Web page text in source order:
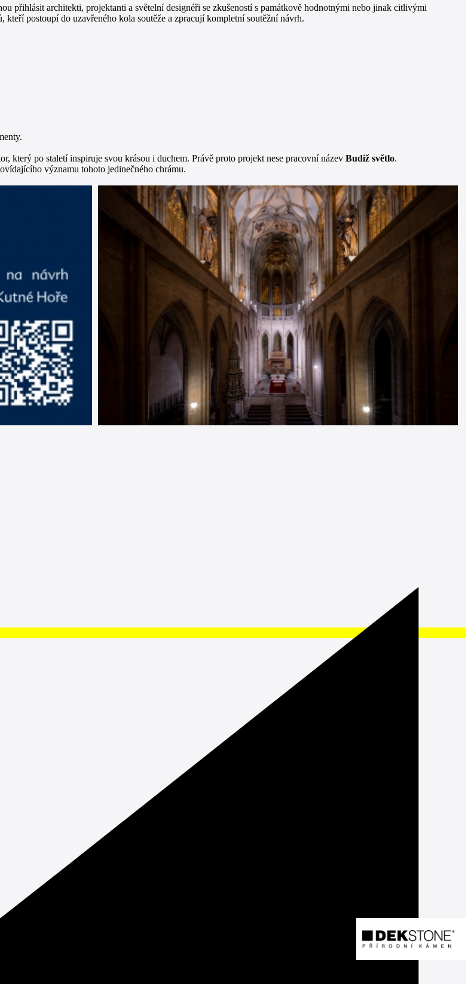
přihlásit architekti, projektanti a světelní designéři se zkušeností s památkově hodnotnými nebo jinak citlivými
postoupí do uzavřeného kola soutěže a zpracují kompletní soutěžní návrh.
který po staletí inspiruje svou krásou i duchem. Právě proto projekt nese pracovní název Budiž světlo.
významu tohoto jedinečného chrámu.